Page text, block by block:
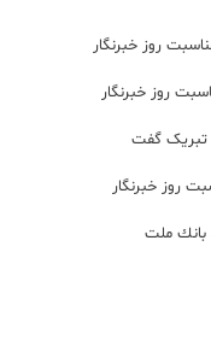
روز خبرنگار
روز خبرنگار
تبریک گفت
روز خبرنگار